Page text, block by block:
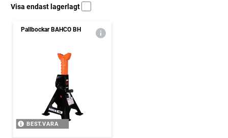
Visa endast lagerlagt
Pallbockar BAHCO BH
BEST.VARA